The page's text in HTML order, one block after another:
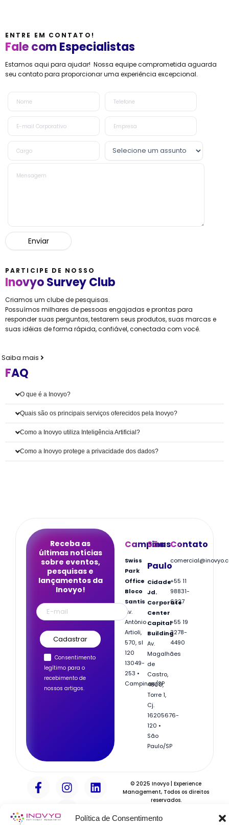
Política de Consentimento
ENTRE EM CONTATO!
Fale com Especialistas
Estamos aqui para ajudar! Nossa equipe comprometida aguarda
seu contato para proporcionar uma experiência excepcional.
PARTICIPE DE NOSSO
Inovyo Survey Club
Criamos um clube de pesquisas.
Possuímos milhares de pessoas engajadas e prontas para
responder suas perguntas, testarem seus produtos, suas marcas e
suas idéias de forma rápida, confiável, conectada com você.
Saiba mais
FAQ
O que é a Inovyo?
Quais são os principais serviços oferecidos pela Inovyo?
Como a Inovyo utiliza Inteligência Artificial?
Como a Inovyo protege a privacidade dos dados?
Campinas
Swiss
Park
Office
Bloco
Santis
Av.
Antônio
Artioli,
570, sl
120
13049-
253 •
Campinas/SP
São
Paulo
Cidade
Jd.
Corporate
Center
Capital
Building
Av.
Magalhães
de
Castro,
4800,
Torre 1,
Cj.
16205676-
120 •
São
Paulo/SP
Contato
+55 11
98831-
6227
+55 19
3278-
4490
Receba as
últimas notícias
sobre eventos,
pesquisas e
lançamentos da
Inovyo!
Consentimento
legítimo para o
recebimento de
nossos artigos.
F
a
e
I
n
L
i
k
Y
o
© 2025 Inovyo | Experience
Management, Todos os direitos
reservados.